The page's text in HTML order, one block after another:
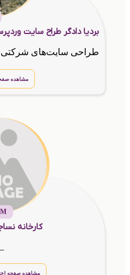
مشاهده
کارخانه
مشاهده صفحه